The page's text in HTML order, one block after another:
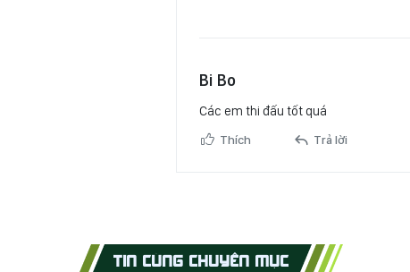
Bi Bo
Các em thi đấu tốt quá
Thích Trả lời
TIN CÙNG CHUYÊN MỤC